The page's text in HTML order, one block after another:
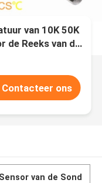
van 10K 50K
de Reeks van de
Contacteer ons
van de Sond